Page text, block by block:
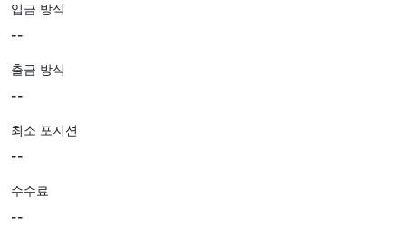
입금 방식
--
출금 방식
--
최소 포지션
--
수수료
--